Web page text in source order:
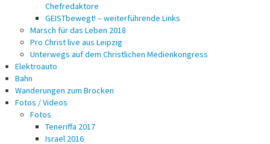
Chefredaktore
GEISTbewegt! – weiterführende Links
Marsch für das Leben 2018
Pro Christ live aus Leipzig
Unterwegs auf dem Christlichen Medienkongress
Elektroauto
Bahn
Wanderungen zum Brocken
Fotos / Videos
Fotos
Teneriffa 2017
Israel 2016